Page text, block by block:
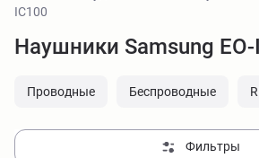
IC100
Наушники Samsung
Проводные Беспроводные
Фильтры